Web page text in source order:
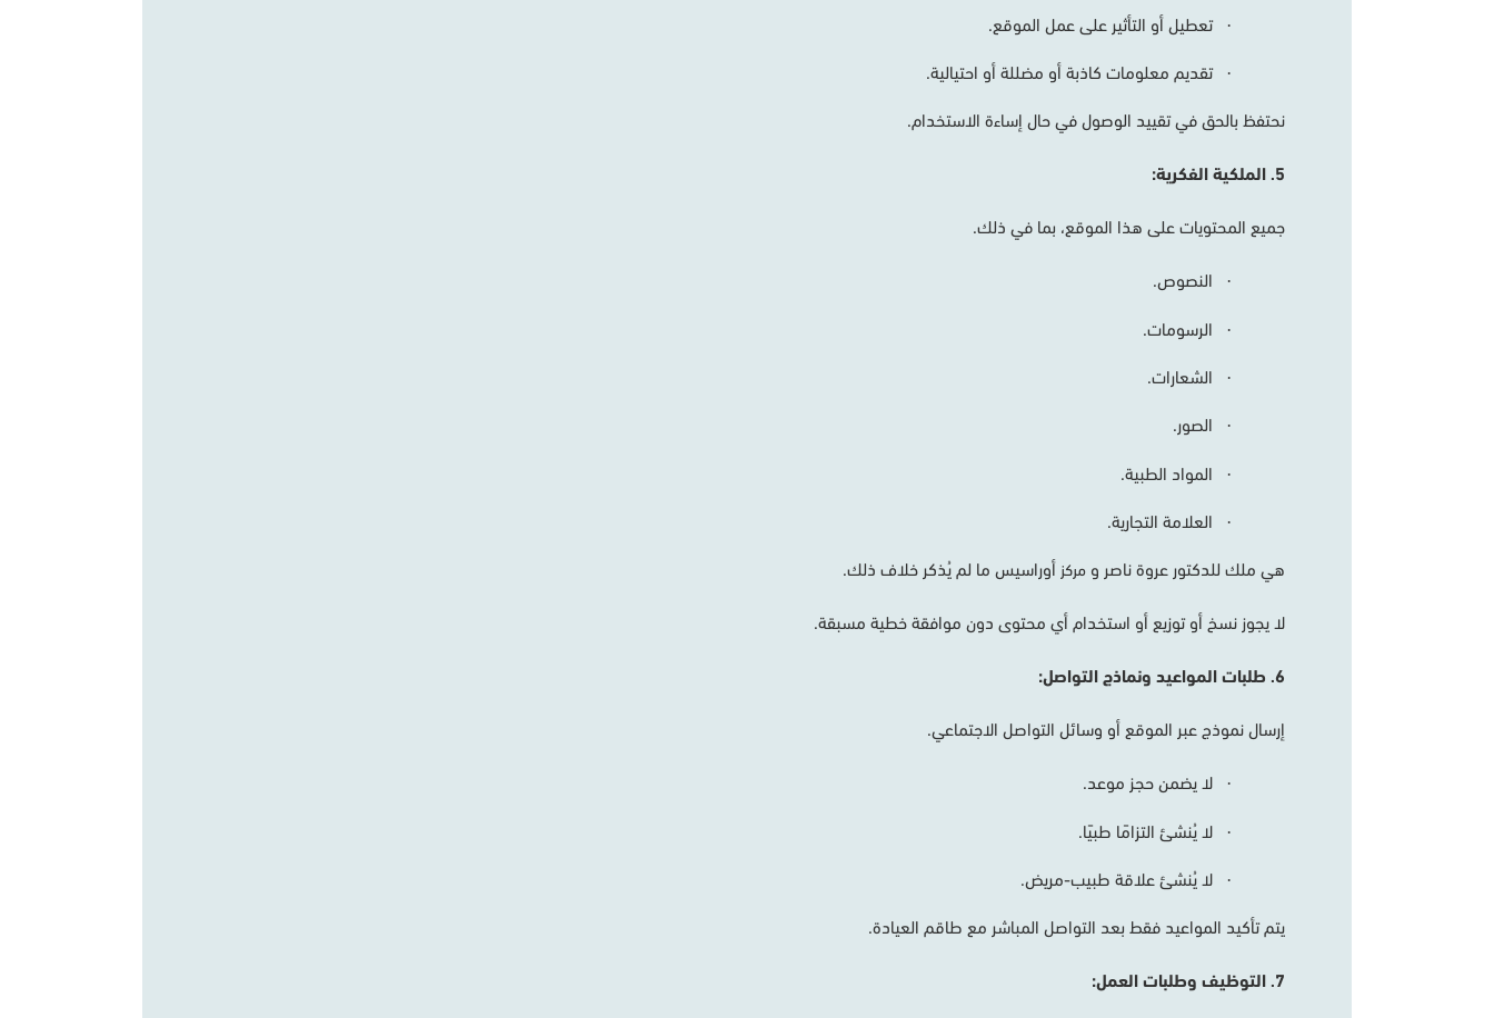
· تعطيل أو التأثير على عمل الموقع.
· تقديم معلومات كاذبةأو مضللةأو احتيالية.
نحتفظ بالحق في تقييد الوصول في حال إساءة الاستخدام.
5
. الملكيةالفكرية:
جميع المحتويات على هذا الموقع، بما في ذلك.
· النصوص.
· الرسومات.
· الشعارات.
· الصور.
· المواد الطبية.
· العلامة التجارية.
هي ملك للدكتور عروةناصر و مركز أوراسيس ما لم يُذكر خلاف ذلك.
لا يجوز نسخ أو توزيع أو استخدام أي محتوى دون موافقةخطية مسبقة.
6
. طلباتالمواعيد ونماذج التواصل:
إرسال نموذج عبر الموقع أو وسائل التواصل الاجتماعي.
· لا يضمن حجز موعد.
· لا يُنشئ التزامًا طبيًا
· لا يُنشئ علاقة طبيب-مريض.
يتم تأكيد المواعيد فقط بعد التواصل المباشر مع طاقم العيادة.
7
. التوظيف وطلباتالعمل: